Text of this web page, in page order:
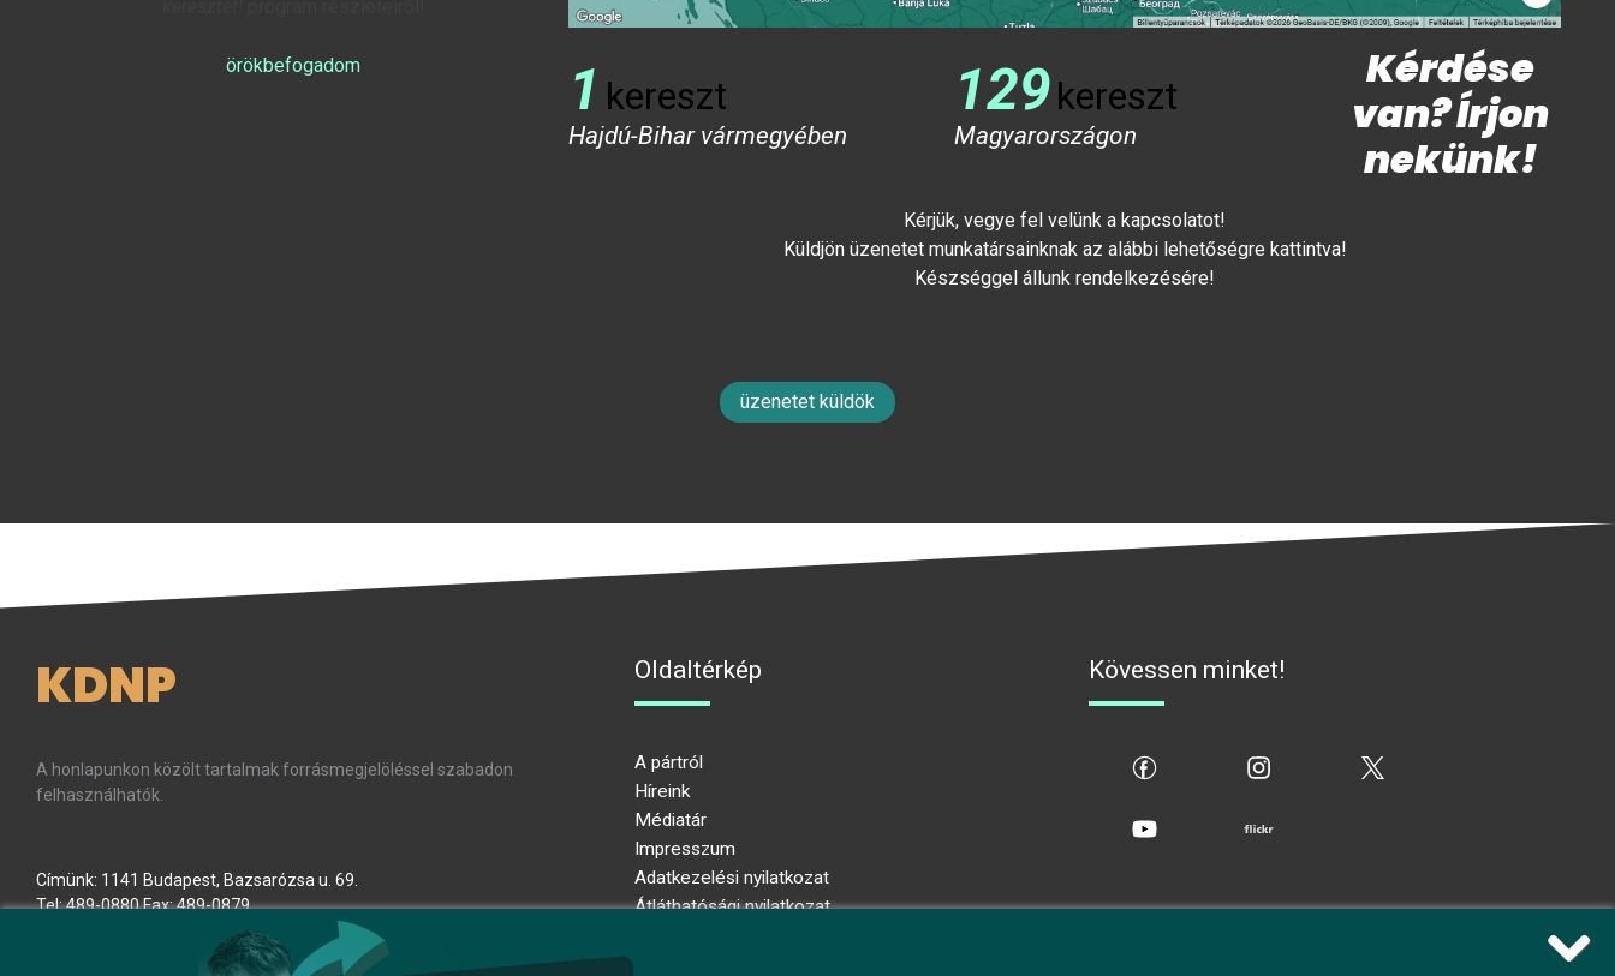
örökbefogadom 1 kereszt
Hajdú-Bihar vármegyében
129kereszt
Magyarországon
Kérdése
van? Írjon
nekünk!
Kérjük, vegye fel velünk a kapcsolatot!
Küldjön üzenetet munkatársainknak az alábbi lehetőségre kattintva!
Készséggel állunk rendelkezésére!
üzenetet küldök
KDNP
A honlapunkon közölt tartalmak forrásmegjelöléssel szabadon
felhasználhatók.
Címünk: 1141 Budapest, Bazsarózsa u. 69.
Tel: 489-0880 Fax: 489-0879
hu(kdnp[at]kdnp[dot]hu)
Oldaltérkép
A pártról
Híreink
Médiatár
Impresszum
Adatkezelési nyilatkozat
Átláthatósági nyilatkozat
Kövessen minket!
flickr